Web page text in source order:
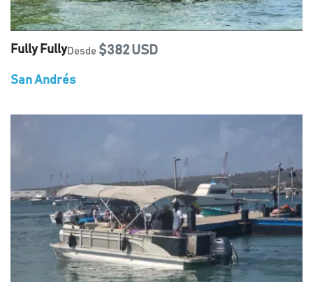
Fully FullyDesde $382 USD
San Andrés